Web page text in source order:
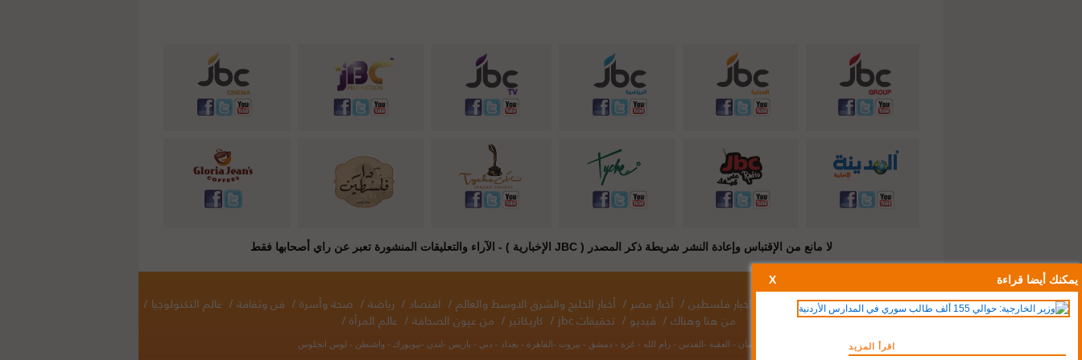
يمكنك أيضا قراءة X
اقرأ المزيد
لا مانع من الإقتباس وإعادة النشر شريطة ذكر المصدر ( JBC الإخبارية ) - الآراء والتعليقات المنشورة تعبر عن راي أصحابها فقط
أخبار الأردن / أخبار لبنان / أخبار سوريا اخبار فلسطين / أخبار مصر / أخبار الخليج والشرق الاوسط والعالم / اقتصاد / رياضة / صحة وأسرة / فن وثقافة / عالم التكنولوجيا /
من هنا وهناك / ڤيديو / تحقيقات jbc / كاريكاتير / من عيون الصحافة / عالم المرأة /
عمان - العقبة -القدس - رام الله - غزة - دمشق - بيروت -القاهرة - بغداد - دبي - باريس -لندن -نيويورك - واشنطن - لوس انجلوس